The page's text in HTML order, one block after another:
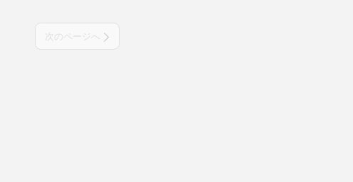
次のページへ